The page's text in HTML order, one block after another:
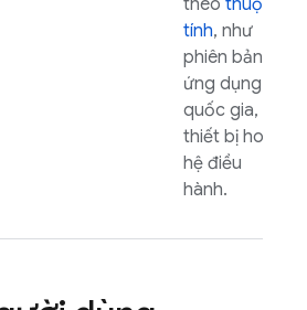
theo thuộc
tính, như
phiên bản
ứng dụng,
quốc gia,
thiết bị hoặc
hệ điều
hành.